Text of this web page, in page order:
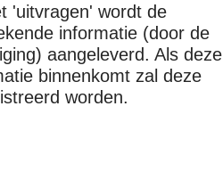
'uitvragen' wordt de
informatie (door de
aangeleverd. Als deze
binnenkomt zal deze
worden.